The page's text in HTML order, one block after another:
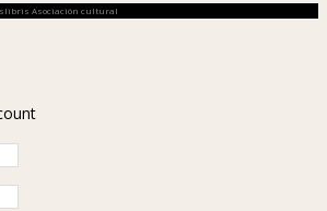
Asociación cultural